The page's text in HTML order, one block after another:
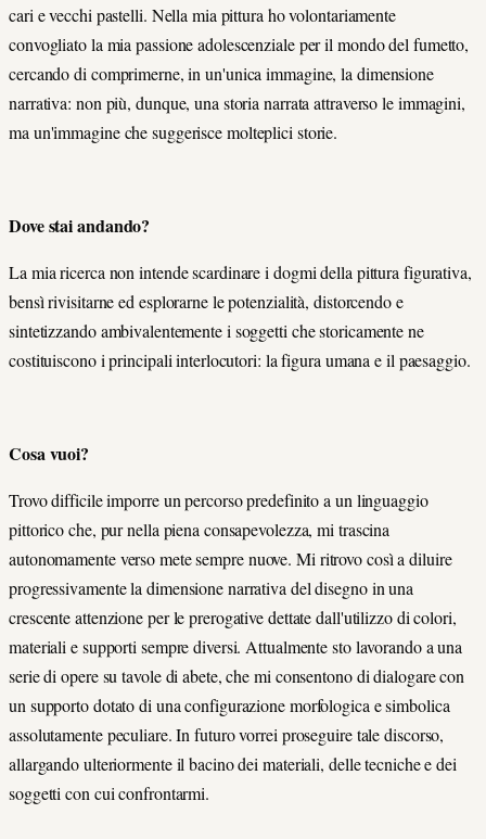
cari e vecchi pastelli. Nella mia pittura ho volontariamente
convogliato la mia passione adolescenziale per il mondo del fumetto,
cercando di comprimerne, in un'unica immagine, la dimensione
narrativa: non più, dunque, una storia narrata attraverso le immagini,
ma un'immagine che suggerisce molteplici storie.
Dove stai andando?
La mia ricerca non intende scardinare i dogmi della pittura figurativa,
bensì rivisitarne ed esplorarne le potenzialità, distorcendo e
sintetizzando ambivalentemente i soggetti che storicamente ne
costituiscono i principali interlocutori: la figura umana e il paesaggio.
Cosa vuoi?
Trovo difficile imporre un percorso predefinito a un linguaggio
pittorico che, pur nella piena consapevolezza, mi trascina
autonomamente verso mete sempre nuove. Mi ritrovo così a diluire
progressivamente la dimensione narrativa del disegno in una
crescente attenzione per le prerogative dettate dall'utilizzo di colori,
materiali e supporti sempre diversi. Attualmente sto lavorando a una
serie di opere su tavole di abete, che mi consentono di dialogare con
un supporto dotato di una configurazione morfologica e simbolica
assolutamente peculiare. In futuro vorrei proseguire tale discorso,
allargando ulteriormente il bacino dei materiali, delle tecniche e dei
soggetti con cui confrontarmi.